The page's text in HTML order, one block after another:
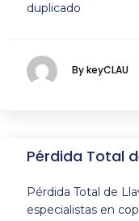
duplicado
By keyCLAU
Pérdida Total
Pérdida Total de
especialistas en